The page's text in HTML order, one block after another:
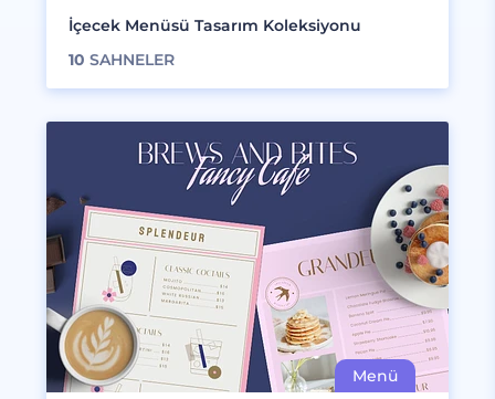
İçecek Menüsü Tasarım Koleksiyonu
10 SAHNELER